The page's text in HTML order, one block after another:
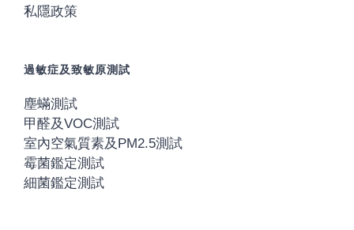
私隱政策
過敏症及致敏原測試
塵蟎測試
甲醛及VOC測試
室內空氣質素及PM2.5測試
霉菌鑑定測試
細菌鑑定測試